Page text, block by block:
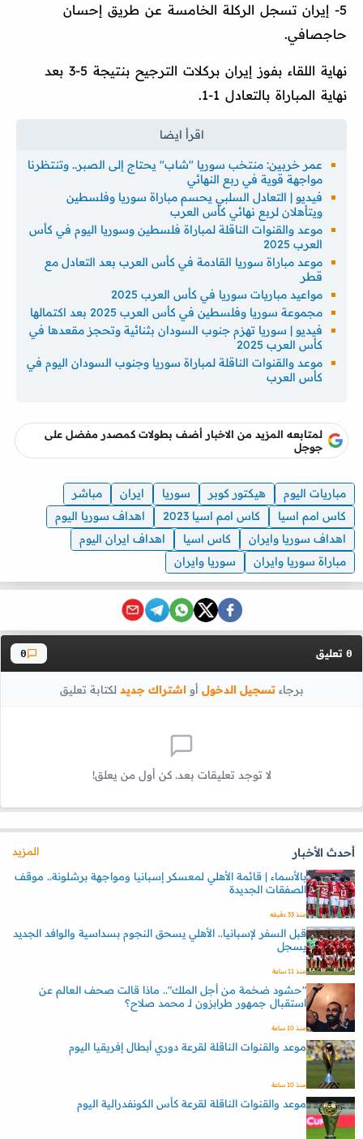
5- إيران تسجل الركلة الخامسة عن طريق إحسان
حاجصافي.
نهاية اللقاء بفوز إيران بركلات الترجيح بنتيجة 5-3 بعد
نهاية المباراة بالتعادل 1-1.
عمر خربين: منتخب سوريا "شاب" يحتاج إلى الصبر.. وتنتظرنا
مواجهة قوية في ربع النهائي
فيديو | التعادل السلبي يحسم مباراة سوريا وفلسطين
ويتأهلان لربع نهائي كأس العرب
موعد والقنوات الناقلة لمباراة فلسطين وسوريا اليوم في كأس
العرب 2025
موعد مباراة سوريا القادمة في كأس العرب بعد التعادل مع
قطر
مواعيد مباريات سوريا في كأس العرب 2025
مجموعة سوريا وفلسطين في كأس العرب 2025 بعد اكتمالها
فيديو | سوريا تهزم جنوب السودان بثنائية وتحجز مقعدها في
كأس العرب 2025
موعد والقنوات الناقلة لمباراة سوريا وجنوب السودان اليوم في
كأس العرب
لمتابعه المزيد من الاخبار أضف بطولات كمصدر مفضل على
جوجل
مباريات اليوم هيكتور كوبر سوريا ايران
مباشر
كاس امم اسيا
كاس امم اسيا 2023
اهداف سوريا اليوم
اهداف سوريا وايران
كاس اسيا
اهداف ايران اليوم
مباراة سوريا وايران
سوريا وايران
0 تعليق 0
برجاءتسجيل الدخول أواشتراك جديد لكتابة تعليق
لا توجد تعليقات بعد. كن أول من يعلق!
أحدث الأخبار
المزيد
بالأسماء | قائمة الأهلي لمعسكر إسبانيا ومواجهة برشلونة.. موقف
الصفقات الجديدة
منذ 33 دقيقه
قبل السفر لإسبانيا.. الأهلي يسحق النجوم بسداسية والوافد الجديد
يسجل
منذ 11 ساعة
"حشود ضخمة من أجل الملك".. ماذا قالت صحف العالم عن
استقبال جمهور طرابزون لـ محمد صلاح؟
منذ 10 ساعة
موعد والقنوات الناقلة لقرعة دوري أبطال إفريقيا اليوم
منذ 10 ساعة
موعد والقنوات الناقلة لقرعة كأس الكونفدرالية اليوم